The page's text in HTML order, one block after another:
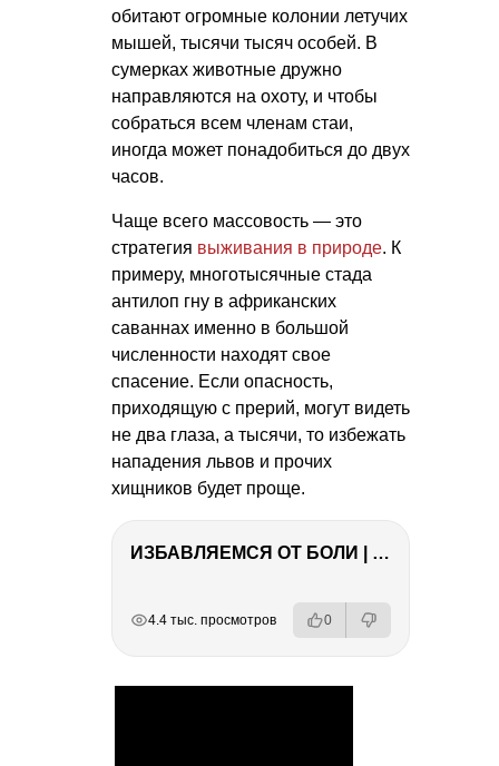
обитают огромные колонии летучих
мышей, тысячи тысяч особей. В
сумерках животные дружно
направляются на охоту, и чтобы
собраться всем членам стаи,
иногда может понадобиться до двух
часов.
Чаще всего массовость — это
стратегия выживания в природе. К
примеру, многотысячные стада
антилоп гну в африканских
саваннах именно в большой
численности находят свое
спасение. Если опасность,
приходящую с прерий, могут видеть
не два глаза, а тысячи, то избежать
нападения львов и прочих
хищников будет проще.
ИЗБАВЛЯЕМСЯ ОТ БОЛИ | Важность режима и питания
4.4 тыс. просмотров 0